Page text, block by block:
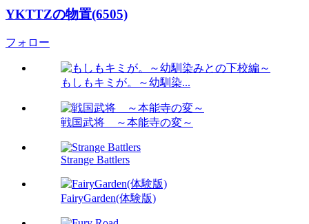
YKTTZの物置(6505)
フォロー
もしもキミが。～幼馴染...
戦国武将 ～本能寺の変～
Strange Battlers
FairyGarden(体験版)